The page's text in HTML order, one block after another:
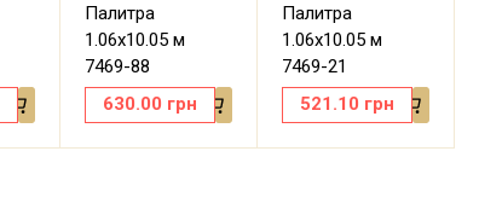
Палитра
1.06х10.05 м
7469-88
630.00 грн
Палитра
1.06х10.05 м
7469-21
521.10 грн